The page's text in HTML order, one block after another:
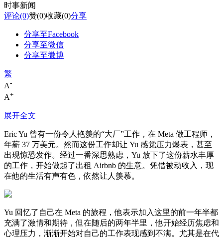
时事新闻
评论(0)赞(0)收藏(0)分享
分享至Facebook
分享至微信
分享至微博
繁
A-
A+
展开全文
Eric Yu 曾有一份令人艳羡的“大厂”工作，在 Meta 做工程师，
年薪 37 万美元。然而这份工作却让 Yu 感觉压力爆表，甚至
出现惊恐发作。经过一番深思熟虑，Yu 放下了这份薪水丰厚
的工作，开始做起了出租 Airbnb 的生意。凭借被动收入，现
在他的生活有声有色，依然让人羡慕。
Yu 回忆了自己在 Meta 的旅程，他表示加入这里的前一年半都
充满了激情和期待，但在随后的两年半里，他开始经历焦虑和
心理压力，渐渐开始对自己的工作表现感到不满。尤其是在代